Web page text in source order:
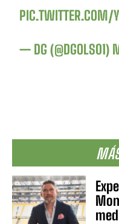
PIC.TWITTER.COM/
— DG (@DGOLS01)